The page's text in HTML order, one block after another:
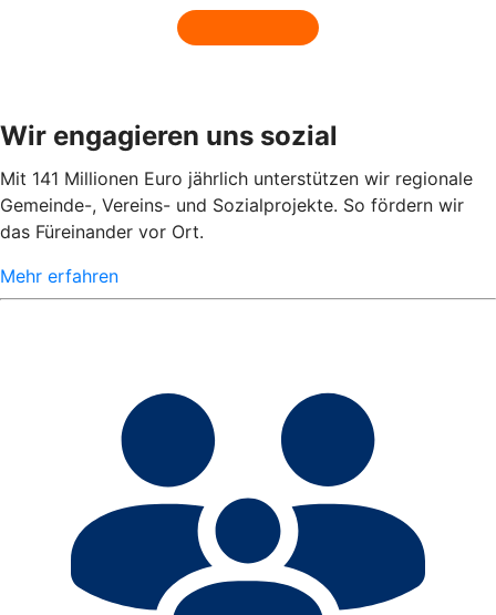
Wir engagieren uns sozial
Mit 141 Millionen Euro jährlich unterstützen wir regionale
Gemeinde-, Vereins- und Sozialprojekte. So fördern wir
das Füreinander vor Ort.
Mehr erfahren